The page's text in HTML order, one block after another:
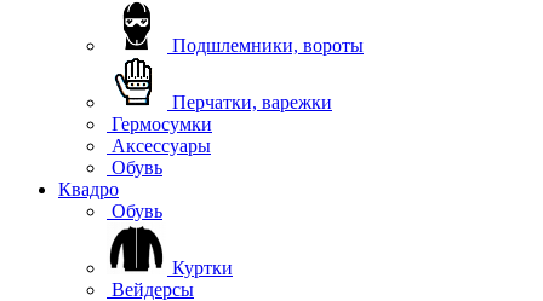
Подшлемники, вороты
Перчатки, варежки
Гермосумки
Аксессуары
Обувь
Квадро
Обувь
Куртки
Вейдерсы